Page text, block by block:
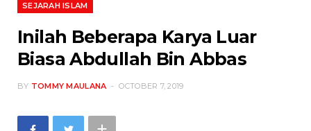
SEJARAH ISLAM
Inilah Beberapa Karya Luar
Biasa Abdullah Bin Abbas
BY TOMMY MAULANA OCTOBER 7, 2019